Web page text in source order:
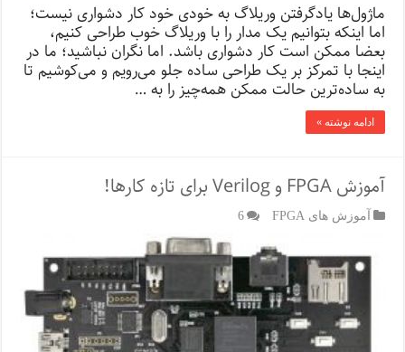
ماژول‌ها یادگرفتن وریلاگ به خودی خود کار دشواری نیست؛
اما اینکه بتوانیم یک مدار را با وریلاگ خوب طراحی کنیم،
بعضا ممکن است کار دشواری باشد. اما نگران نباشید؛ ما در
اینجا با تمرکز بر یک طراحی ساده جلو می‌ر‌ویم و می‌کوشیم تا
به ساده‌ترین حالت ممکن همه‌چیز را به …
ادامه نوشته »
آموزش FPGA و Verilog برای تازه کارها!
آموزش های FPGA 6